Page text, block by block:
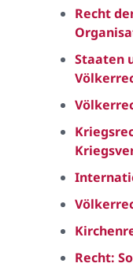
Recht
Staaten
Recht: